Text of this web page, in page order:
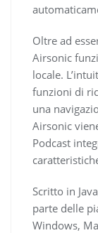
Oltre ad
Airsonic
locale.
funzioni di
una
Airsonic
Podcast
Scritto in
parte delle
Windows,